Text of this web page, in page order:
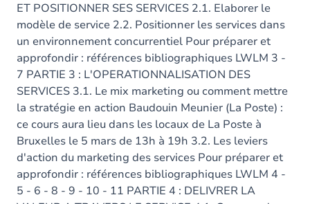
ET POSITIONNER SES SERVICES 2.1. Elaborer le
modèle de service 2.2. Positionner les services dans
un environnement concurrentiel Pour préparer et
approfondir : références bibliographiques LWLM 3 -
7 PARTIE 3 : L'OPERATIONNALISATION DES
SERVICES 3.1. Le mix marketing ou comment mettre
la stratégie en action Baudouin Meunier (La Poste) :
ce cours aura lieu dans les locaux de La Poste à
Bruxelles le 5 mars de 13h à 19h 3.2. Les leviers
d'action du marketing des services Pour préparer et
approfondir : références bibliographiques LWLM 4 -
5 - 6 - 8 - 9 - 10 - 11 PARTIE 4 : DELIVRER LA